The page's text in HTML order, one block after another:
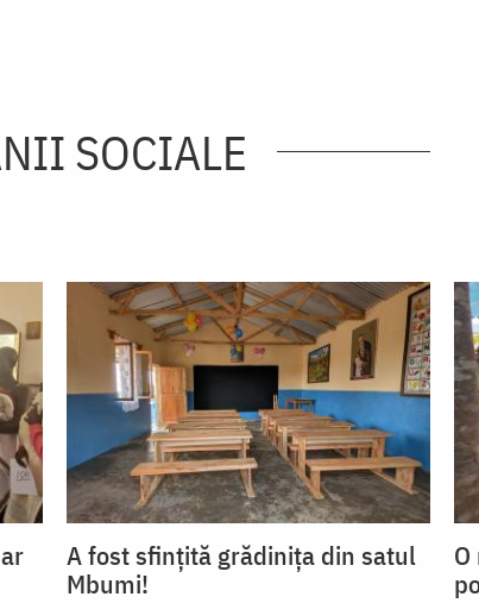
SOCIALE
A fost sfințită grădinița din satul
Mbumi!